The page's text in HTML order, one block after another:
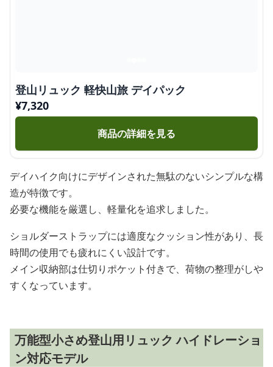
登山リュック 軽快山旅 デイパック
¥7,320
商品の詳細を見る
デイハイク向けにデザインされた無駄のないシンプルな構
造が特徴です。
必要な機能を厳選し、軽量化を追求しました。
ショルダーストラップには適度なクッション性があり、長
時間の使用でも疲れにくい設計です。
メイン収納部は仕切りポケット付きで、荷物の整理がしや
すくなっています。
万能型小さめ登山用リュック ハイドレーショ
ン対応モデル